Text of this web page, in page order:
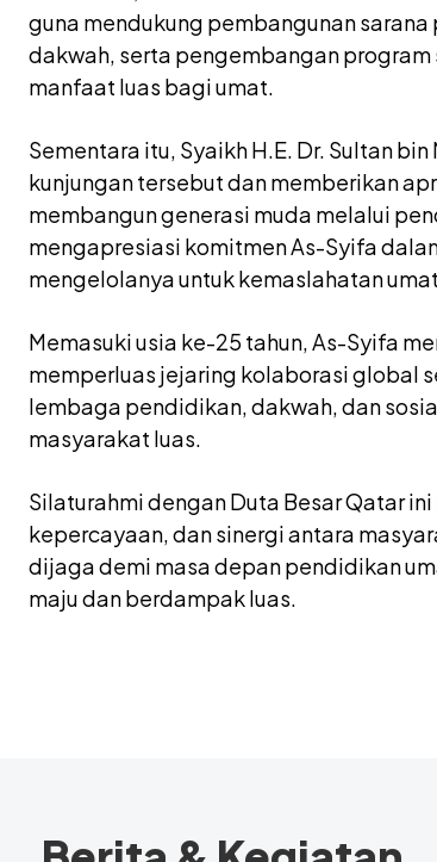
guna mendukung pembangunan
dakwah, serta pengembangan
manfaat luas bagi umat.
Sementara itu, Syaikh H.E. Dr. Sultan
kunjungan tersebut dan memberikan
membangun generasi muda melalui
mengapresiasi komitmen As-Syifa
mengelolanya untuk kemaslahatan
Memasuki usia ke-25 tahun, As-Syifa
memperluas jejaring kolaborasi global
lembaga pendidikan, dakwah, dan
masyarakat luas.
Silaturahmi dengan Duta Besar Qatar
kepercayaan, dan sinergi antara
dijaga demi masa depan pendidikan
maju dan berdampak luas.